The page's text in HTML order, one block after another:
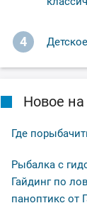
4
Новое
Где
Рыбалка с
Гайдинг по
паноптикс от